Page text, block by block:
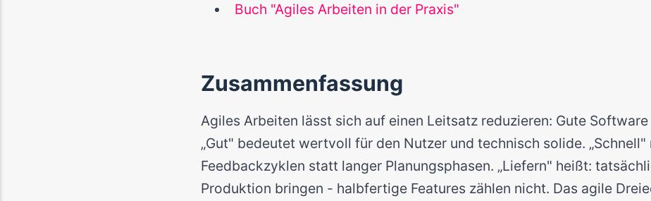
Buch "Agiles Arbeiten in der Praxis"
Zusammenfassung
Agiles Arbeiten lässt sich auf einen Leitsatz reduzieren: Gute
„Gut" bedeutet wertvoll für den Nutzer und technisch solide. „Schnell"
Feedbackzyklen statt langer Planungsphasen. „Liefern" heißt:
Produktion bringen - halbfertige Features zählen nicht. Das agile